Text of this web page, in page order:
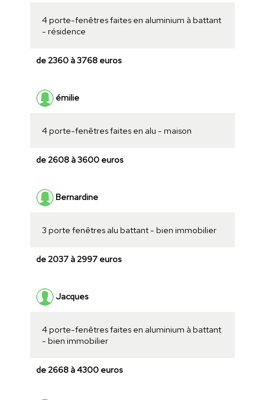
4 porte-fenêtres faites en aluminium à battant
- résidence
de 2360 à 3768 euros
émilie
4 porte-fenêtres faites en alu - maison
de 2608 à 3600 euros
Bernardine
3 porte fenêtres alu battant - bien immobilier
de 2037 à 2997 euros
Jacques
4 porte-fenêtres faites en aluminium à battant
- bien immobilier
de 2668 à 4300 euros